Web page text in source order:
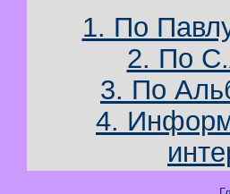
1. По
2. По
3. По
4.